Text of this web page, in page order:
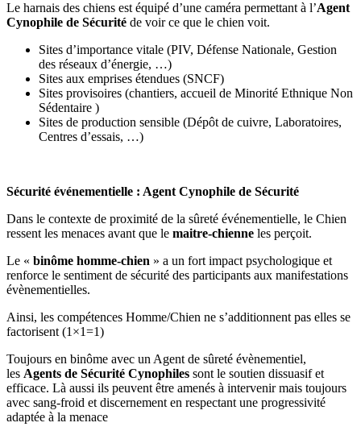
Le harnais des chiens est équipé d’une caméra permettant à l’Agent
Cynophile de Sécurité de voir ce que le chien voit.
Sites d’importance vitale (PIV, Défense Nationale, Gestion
des réseaux d’énergie, …)
Sites aux emprises étendues (SNCF)
Sites provisoires (chantiers, accueil de Minorité Ethnique Non
Sédentaire )
Sites de production sensible (Dépôt de cuivre, Laboratoires,
Centres d’essais, …)
Sécurité événementielle : Agent Cynophile de Sécurité
Dans le contexte de proximité de la sûreté événementielle, le Chien
ressent les menaces avant que le maitre-chienne les perçoit.
Le « binôme homme-chien » a un fort impact psychologique et
renforce le sentiment de sécurité des participants aux manifestations
évènementielles.
Ainsi, les compétences Homme/Chien ne s’additionnent pas elles se
factorisent (1×1=1)
Toujours en binôme avec un Agent de sûreté évènementiel,
les Agents de Sécurité Cynophiles sont le soutien dissuasif et
efficace. Là aussi ils peuvent être amenés à intervenir mais toujours
avec sang-froid et discernement en respectant une progressivité
adaptée à la menace